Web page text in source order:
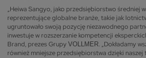
„Heiwa Sangyo, jako przedsiębiorstwo średniej
reprezentujące globalne branże, takie jak
ugruntowało swoją pozycję niezawodnego
inwestuje w rozszerzanie kompetencji
Brand, prezes Grupy VOLLMER. „Dokładamy
również mniejsze przedsiębiorstwa dzięki